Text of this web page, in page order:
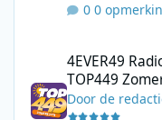
0
4EVER49
TOP449
Doorde